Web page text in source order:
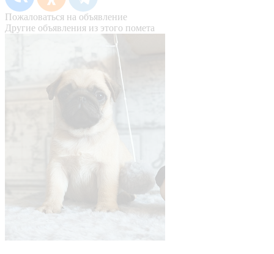
Пожаловаться на объявление
Другие объявления из этого помета